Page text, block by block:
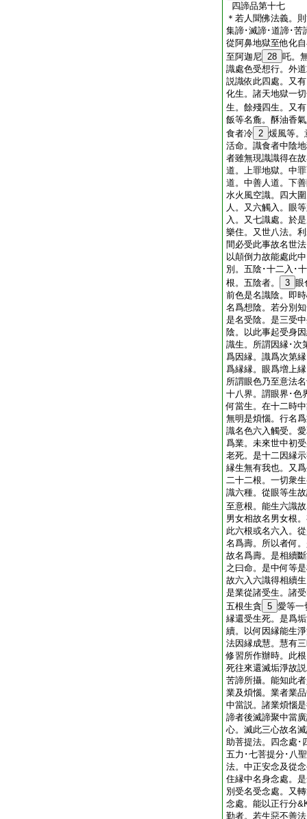
四諦品第十七
＊若人聞佛法義。
集諦･滅諦･道諦･苦
從阿鼻地獄至他化
至阿迦尼 28 吒。
識處色受想行。外
説識依此四處。又
化生。諸天地獄一
生。餘殘四生。又
飯等名麁。酥油香
食者冷 2 煖風等。
活命。識食者中陰
者雖無現識識得在
道。上罪地獄。中
道。中善人道。下
水火風空識。四大
人。又六觸入。眼
入。又七識處。於
樂住。又世八法。
間必受此事故名世
以顛倒力故能處此
別。五陰･十二入･
根。五陰者。
3 眼
前色是名識陰。即
名爲想陰。若分別
是名受陰。是三受
陰。以此事起受身
識生。所謂因縁･次
爲因縁。識爲次第
爲縁縁。眼爲増上
所謂眼色乃至意法
十八界。謂眼界･色
何當生。在十二時
無明是煩惱。行名
識名色六入觸受。
爲業。未來世中初
老死。是十二因縁
縁生無有我也。又
二十二根。一切衆
識六種。從眼等生
至意根。能生六識
男女相故名男女根
此六根或名六入。
名爲壽。所以者何
故名爲壽。是相續
之曰命。是中何等
故六入六識得相續
是業從諸受生。諸
五根生貪 5 愛等一
縁還受生死。是爲
續。以何因縁能生
法因縁成慧。慧有
修習所作辦時。此
死往來還滅垢淨故
苦諦所攝。能知此
業及煩惱。業者業
中當説。諸業煩惱
諦者後滅諦聚中當
心。滅此三心故名
助菩提法。四念處･
五力･七菩提分･八
法。中正安念及從
住縁中名身念處。
別受名受念處。又
念處。能以正行分
勤者。若生惡不善